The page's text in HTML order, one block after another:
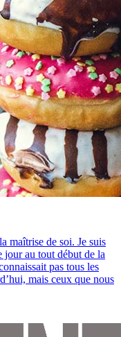
maîtrise de soi. Je suis
jour au tout début de la
pas tous les
mais ceux que nous